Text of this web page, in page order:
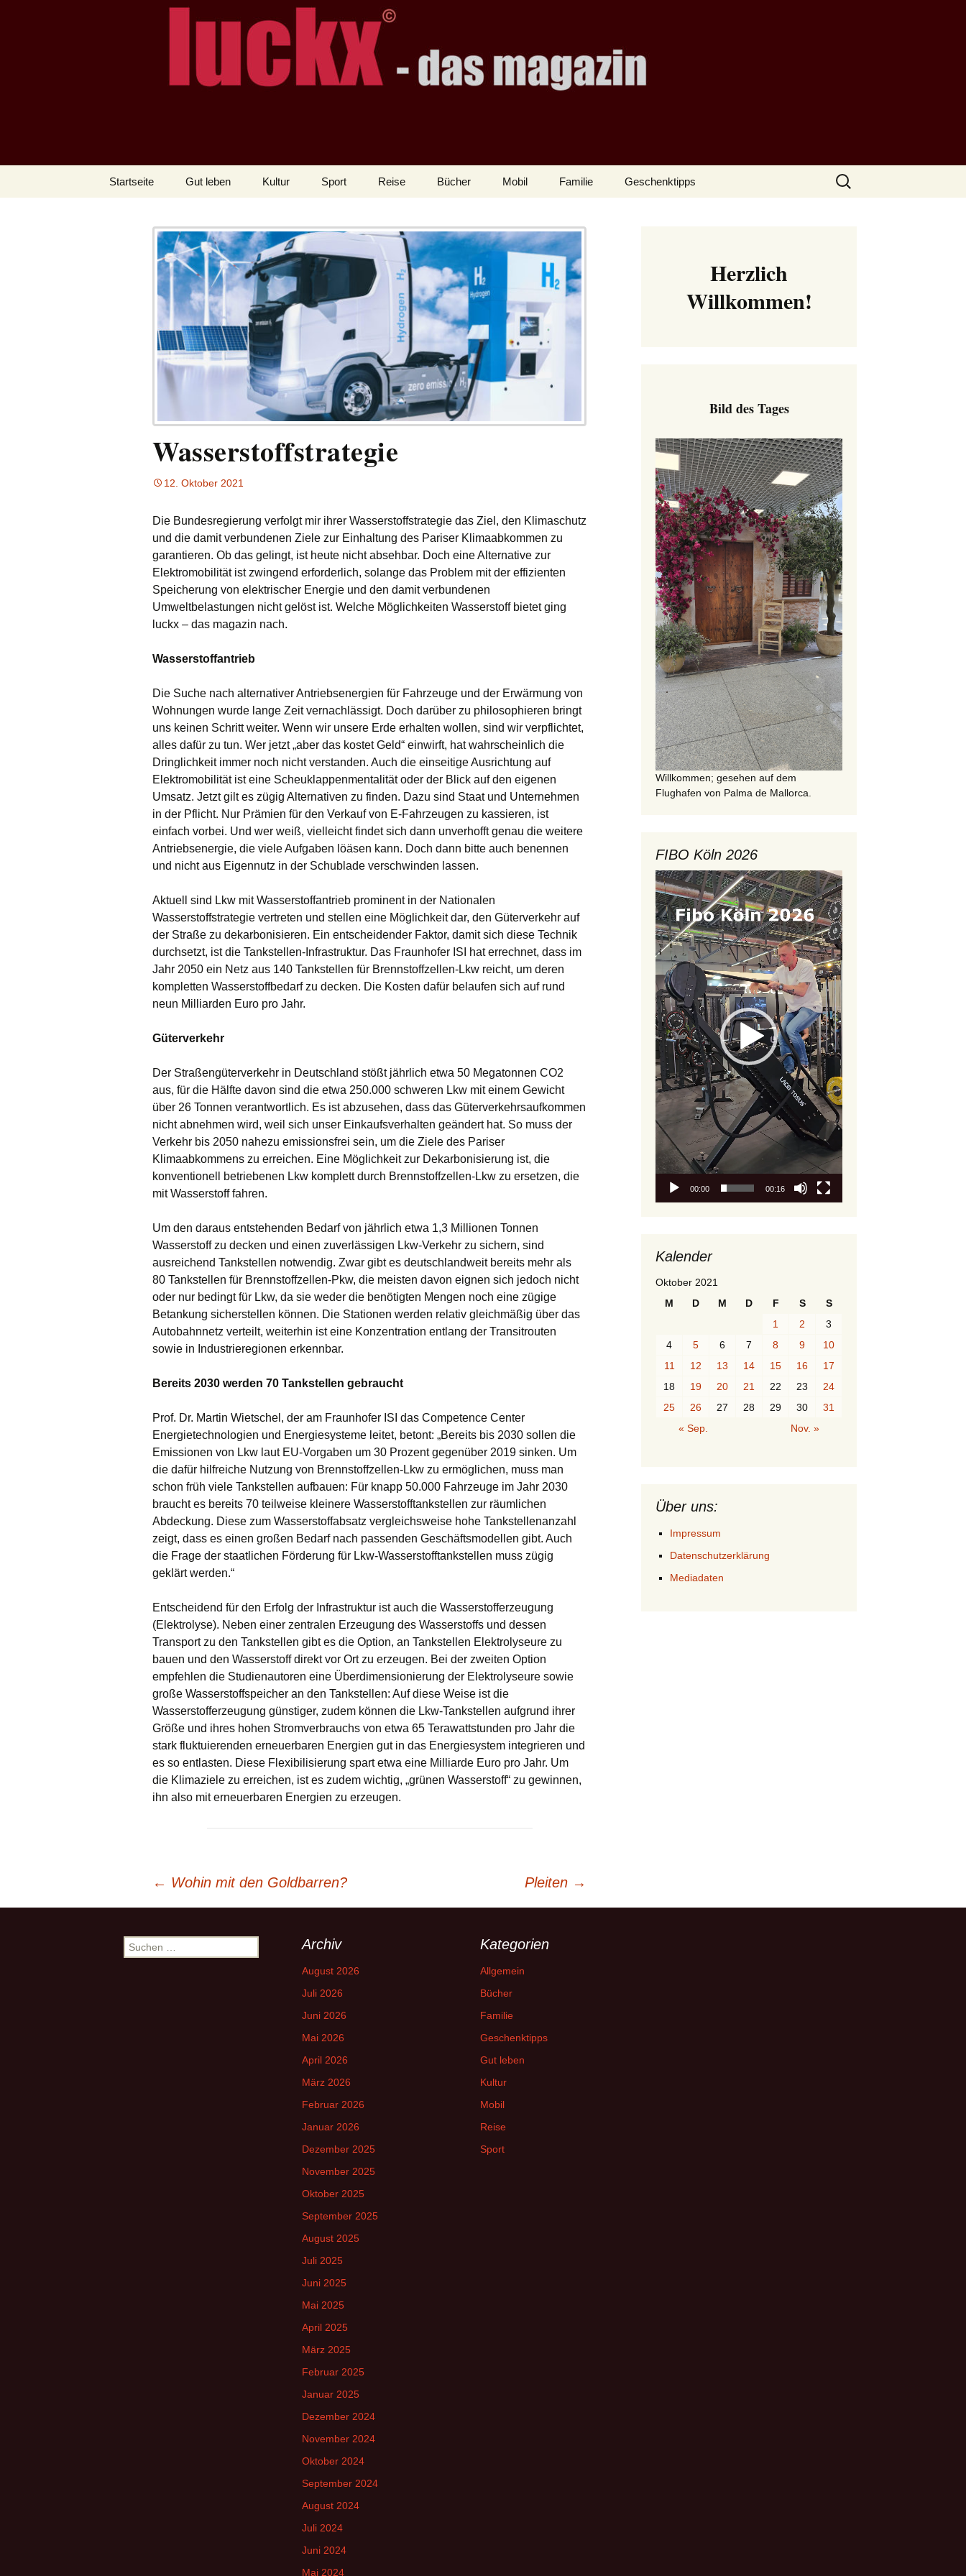
LUCKX
– das Magazin
Startseite Gut leben Kultur Sport Reise Bücher Mobil Familie Geschenktipps
Suchen
nach:
Wasserstoffstrategie
12. Oktober 2021
Die Bundesregierung verfolgt mir ihrer Wasserstoffstrategie das Ziel, den Klimaschutz
und die damit verbundenen Ziele zur Einhaltung des Pariser Klimaabkommen zu
garantieren. Ob das gelingt, ist heute nicht absehbar. Doch eine Alternative zur
Elektromobilität ist zwingend erforderlich, solange das Problem mit der effizienten
Speicherung von elektrischer Energie und den damit verbundenen
Umweltbelastungen nicht gelöst ist. Welche Möglichkeiten Wasserstoff bietet ging
luckx – das magazin nach.
Wasserstoffantrieb
Die Suche nach alternativer Antriebsenergien für Fahrzeuge und der Erwärmung von
Wohnungen wurde lange Zeit vernachlässigt. Doch darüber zu philosophieren bringt
uns keinen Schritt weiter. Wenn wir unsere Erde erhalten wollen, sind wir verpflichtet,
alles dafür zu tun. Wer jetzt „aber das kostet Geld“ einwirft, hat wahrscheinlich die
Dringlichkeit immer noch nicht verstanden. Auch die einseitige Ausrichtung auf
Elektromobilität ist eine Scheuklappenmentalität oder der Blick auf den eigenen
Umsatz. Jetzt gilt es zügig Alternativen zu finden. Dazu sind Staat und Unternehmen
in der Pflicht. Nur Prämien für den Verkauf von E-Fahrzeugen zu kassieren, ist
einfach vorbei. Und wer weiß, vielleicht findet sich dann unverhofft genau die weitere
Antriebsenergie, die viele Aufgaben löäsen kann. Doch dann bitte auch benennen
und nicht aus Eigennutz in der Schublade verschwinden lassen.
Aktuell sind Lkw mit Wasserstoffantrieb prominent in der Nationalen
Wasserstoffstrategie vertreten und stellen eine Möglichkeit dar, den Güterverkehr auf
der Straße zu dekarbonisieren. Ein entscheidender Faktor, damit sich diese Technik
durchsetzt, ist die Tankstellen-Infrastruktur. Das Fraunhofer ISI hat errechnet, dass im
Jahr 2050 ein Netz aus 140 Tankstellen für Brennstoffzellen-Lkw reicht, um deren
kompletten Wasserstoffbedarf zu decken. Die Kosten dafür belaufen sich auf rund
neun Milliarden Euro pro Jahr.
Güterverkehr
Der Straßengüterverkehr in Deutschland stößt jährlich etwa 50 Megatonnen CO2
aus, für die Hälfte davon sind die etwa 250.000 schweren Lkw mit einem Gewicht
über 26 Tonnen verantwortlich. Es ist abzusehen, dass das Güterverkehrsaufkommen
nicht abnehmen wird, weil sich unser Einkaufsverhalten geändert hat. So muss der
Verkehr bis 2050 nahezu emissionsfrei sein, um die Ziele des Pariser
Klimaabkommens zu erreichen. Eine Möglichkeit zur Dekarbonisierung ist, die
konventionell betriebenen Lkw komplett durch Brennstoffzellen-Lkw zu ersetzen, die
mit Wasserstoff fahren.
Um den daraus entstehenden Bedarf von jährlich etwa 1,3 Millionen Tonnen
Wasserstoff zu decken und einen zuverlässigen Lkw-Verkehr zu sichern, sind
ausreichend Tankstellen notwendig. Zwar gibt es deutschlandweit bereits mehr als
80 Tankstellen für Brennstoffzellen-Pkw, die meisten davon eignen sich jedoch nicht
oder nur bedingt für Lkw, da sie weder die benötigten Mengen noch eine zügige
Betankung sicherstellen können. Die Stationen werden relativ gleichmäßig über das
Autobahnnetz verteilt, weiterhin ist eine Konzentration entlang der Transitrouten
sowie in Industrieregionen erkennbar.
Bereits 2030 werden 70 Tankstellen gebraucht
Prof. Dr. Martin Wietschel, der am Fraunhofer ISI das Competence Center
Energietechnologien und Energiesysteme leitet, betont: „Bereits bis 2030 sollen die
Emissionen von Lkw laut EU-Vorgaben um 30 Prozent gegenüber 2019 sinken. Um
die dafür hilfreiche Nutzung von Brennstoffzellen-Lkw zu ermöglichen, muss man
schon früh viele Tankstellen aufbauen: Für knapp 50.000 Fahrzeuge im Jahr 2030
braucht es bereits 70 teilweise kleinere Wasserstofftankstellen zur räumlichen
Abdeckung. Diese zum Wasserstoffabsatz vergleichsweise hohe Tankstellenanzahl
zeigt, dass es einen großen Bedarf nach passenden Geschäftsmodellen gibt. Auch
die Frage der staatlichen Förderung für Lkw-Wasserstofftankstellen muss zügig
geklärt werden.“
Entscheidend für den Erfolg der Infrastruktur ist auch die Wasserstofferzeugung
(Elektrolyse). Neben einer zentralen Erzeugung des Wasserstoffs und dessen
Transport zu den Tankstellen gibt es die Option, an Tankstellen Elektrolyseure zu
bauen und den Wasserstoff direkt vor Ort zu erzeugen. Bei der zweiten Option
empfehlen die Studienautoren eine Überdimensionierung der Elektrolyseure sowie
große Wasserstoffspeicher an den Tankstellen: Auf diese Weise ist die
Wasserstofferzeugung günstiger, zudem können die Lkw-Tankstellen aufgrund ihrer
Größe und ihres hohen Stromverbrauchs von etwa 65 Terawattstunden pro Jahr die
stark fluktuierenden erneuerbaren Energien gut in das Energiesystem integrieren und
es so entlasten. Diese Flexibilisierung spart etwa eine Milliarde Euro pro Jahr. Um
die Klimaziele zu erreichen, ist es zudem wichtig, „grünen Wasserstoff“ zu gewinnen,
ihn also mit erneuerbaren Energien zu erzeugen.
Navigation
← Wohin mit den Goldbarren? Pleiten →
Herzlich
Willkommen!
Bild des Tages
Willkommen; gesehen auf dem
Flughafen von Palma de Mallorca.
FIBO Köln 2026
Video-
Player
00:00 00:16
Kalender
Oktober 2021
M
D M D F S
S
1
2
3
4
5 6 7 8 9
10
11
12 13 14 15 16
17
18
19 20 21 22 23
24
25
26 27 28 29 30
31
« Sep.
Nov. »
Über uns:
Impressum
Datenschutzerklärung
Mediadaten
Suchen
nach:
Archiv
August 2026
Juli 2026
Juni 2026
Mai 2026
April 2026
März 2026
Februar 2026
Januar 2026
Dezember 2025
November 2025
Oktober 2025
September 2025
August 2025
Juli 2025
Juni 2025
Mai 2025
April 2025
März 2025
Februar 2025
Januar 2025
Dezember 2024
November 2024
Oktober 2024
September 2024
August 2024
Juli 2024
Juni 2024
Mai 2024
Kategorien
Allgemein
Bücher
Familie
Geschenktipps
Gut leben
Kultur
Mobil
Reise
Sport